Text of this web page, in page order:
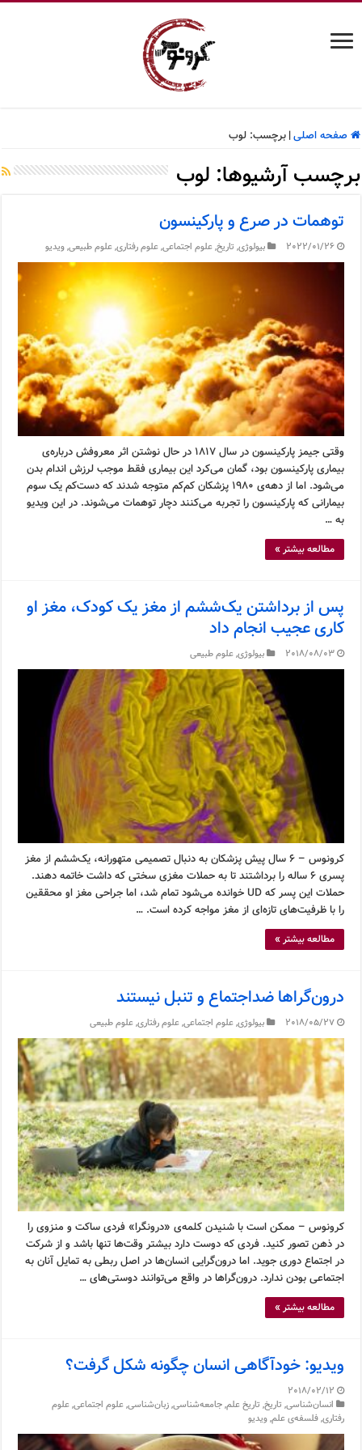
صفحه اصلی| برچسب:لوب
برچسب آرشیوها: لوب
توهمات در صرع و پارکینسون
2022/01/26 بیولوژی, تاریخ,علوم اجتماعی,علوم رفتاری,علوم طبیعی,ویدیو
وقتی جیمز پارکینسون در سال ۱۸۱۷ در حال نوشتن اثر معروفش درباره‌ی
بیماری پارکینسون بود، گمان می‌کرد این بیماری فقط موجب لرزش اندام بدن
می‌شود. اما از دهه‌ی ۱۹۸۰ پزشکان کم‌کم متوجه شدند که دست‌کم یک سوم
بیمارانی که پارکینسون را تجربه می‌کنند دچار توهمات می‌شوند. در این ویدیو
به …
مطالعه بیشتر »
پس از برداشتن یک‌ششم از مغز یک کودک، مغز او
کاری عجیب انجام داد
2018/08/03 بیولوژی,علوم طبیعی
کرونوس – ۶ سال پیش پزشکان به دنبال تصمیمی متهورانه، یک‌ششم از مغز
پسری ۶ ساله را برداشتند تا به حملات مغزی سختی که داشت خاتمه دهند.
حملات این پسر که UD خوانده می‌شود تمام شد، اما جراحی مغز او محققین
را با ظرفیت‌های تازه‌ای از مغز مواجه کرده است. …
مطالعه بیشتر »
درون‌گراها ضداجتماع و تنبل نیستند
2018/05/27 بیولوژی,علوم اجتماعی,علوم رفتاری,علوم طبیعی
کرونوس – ممکن است با شنیدن کلمه‌ی «درونگرا» فردی ساکت و منزوی را
در ذهن تصور کنید. فردی که دوست دارد بیشتر وقت‌ها تنها باشد و از شرکت
در اجتماع دوری جوید. اما درون‌گرایی انسان‌ها در اصل ربطی به تمایل آنان به
اجتماعی بودن ندارد. درون‌گراها در واقع می‌توانند دوستی‌های …
مطالعه بیشتر »
ویدیو: خودآگاهی انسان چگونه شکل گرفت؟
2018/02/12
انسان‌شناسی, تاریخ, تاریخ علم,جامعه‌شناسی,زبان‌شناسی,علوم اجتماعی,علوم
رفتاری,فلسفه‌ی علم,ویدیو